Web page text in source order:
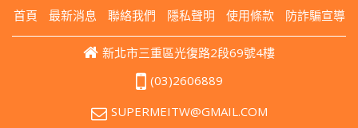
首頁 最新消息 聯絡我們 隱私聲明 使用條款 防詐騙宣導
新北市三重區光復路2段69號4樓
(03)2606889
SUPERMEITW@GMAIL.COM